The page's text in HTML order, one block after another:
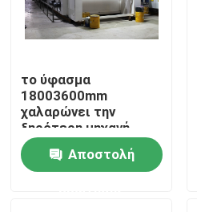
Σπίτι
Προϊόντα
το ύφασμα
18003600mm
χαλαρώνει την
ξηρότερη μηχανή
Αποστολή